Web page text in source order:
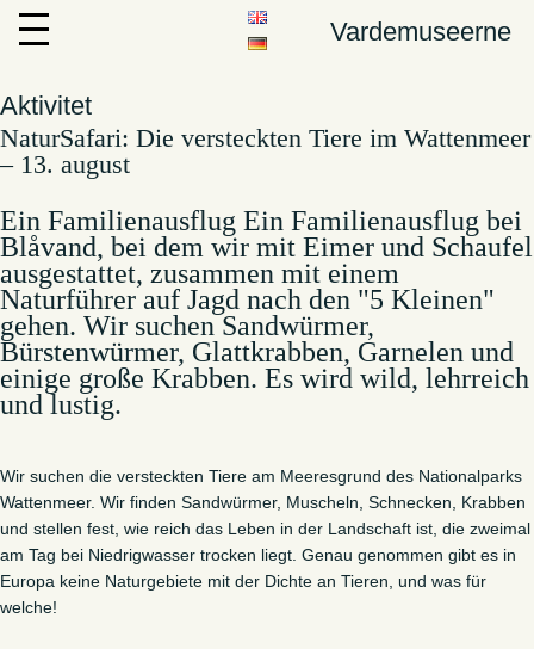
Vardemuseerne
Aktivitet
NaturSafari: Die versteckten Tiere im Wattenmeer
– 13. august
Ein Familienausflug Ein Familienausflug bei
Blåvand, bei dem wir mit Eimer und Schaufel
ausgestattet, zusammen mit einem
Naturführer auf Jagd nach den "5 Kleinen"
gehen. Wir suchen Sandwürmer,
Bürstenwürmer, Glattkrabben, Garnelen und
einige große Krabben. Es wird wild, lehrreich
und lustig.
Wir suchen die versteckten Tiere am Meeresgrund des Nationalparks
Wattenmeer. Wir finden Sandwürmer, Muscheln, Schnecken, Krabben
und stellen fest, wie reich das Leben in der Landschaft ist, die zweimal
am Tag bei Niedrigwasser trocken liegt. Genau genommen gibt es in
Europa keine Naturgebiete mit der Dichte an Tieren, und was für
welche!